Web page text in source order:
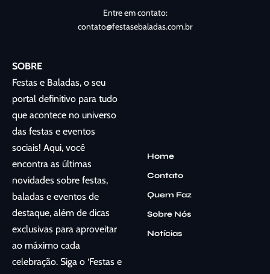
Entre em contato:
contato@festasebaladas.com.br
SOBRE
Festas e Baladas, o seu
portal definitivo para tudo
que acontece no universo
das festas e eventos
sociais! Aqui, você
encontra as últimas
novidades sobre festas,
baladas e eventos de
destaque, além de dicas
exclusivas para aproveitar
ao máximo cada
celebração. Siga o ‘Festas e
Home
Contato
Quem Faz
Sobre Nós
Notícias